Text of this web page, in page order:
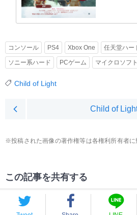
コンソール PS4 Xbox One 任天堂ハー
ソニー系ハード PCゲーム マイクロソフ
Child of Light
Child of
※投稿された画像の著作権等は各権利所有者に
この記事を共有する